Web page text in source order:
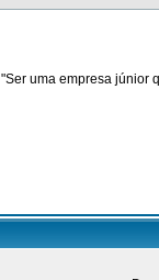
"Ser uma empresa júnior